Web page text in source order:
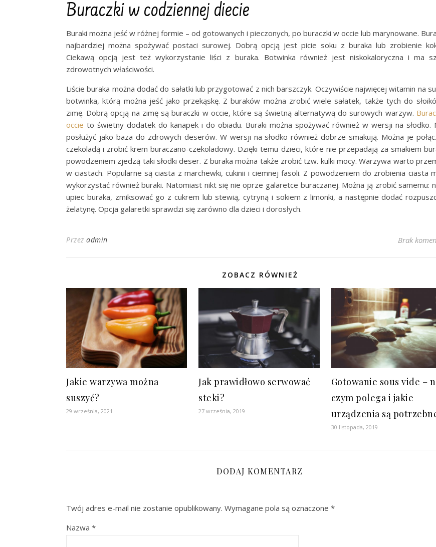
Buraczki w codziennej diecie
Buraki można jeść w różnej formie – od gotowanych i pieczonych, po buraczki w occie lub marynowane.
najbardziej można spożywać postaci surowej. Dobrą opcją jest picie soku z buraka lub zrobienie
Ciekawą opcją jest też wykorzystanie liści z buraka. Botwinka również jest niskokaloryczna i ma
zdrowotnych właściwości.
Liście buraka można dodać do sałatki lub przygotować z nich barszczyk. Oczywiście najwięcej witamin na
botwinka, którą można jeść jako przekąskę. Z buraków można zrobić wiele sałatek, także tych do
zimę. Dobrą opcją na zimę są buraczki w occie, które są świetną alternatywą do surowych warzyw.
occie to świetny dodatek do kanapek i do obiadu. Buraki można spożywać również w wersji na słodko.
posłużyć jako baza do zdrowych deserów. W wersji na słodko również dobrze smakują. Można je
czekoladą i zrobić krem buraczano-czekoladowy. Dzięki temu dzieci, które nie przepadają za smakiem
powodzeniem zjedzą taki słodki deser. Z buraka można także zrobić tzw. kulki mocy. Warzywa warto
w ciastach. Popularne są ciasta z marchewki, cukinii i ciemnej fasoli. Z powodzeniem do zrobienia ciasta
wykorzystać również buraki. Natomiast nikt się nie oprze galaretce buraczanej. Można ją zrobić samemu:
upiec buraka, zmiksować go z cukrem lub stewią, cytryną i sokiem z limonki, a następnie dodać
żelatynę. Opcja galaretki sprawdzi się zarówno dla dzieci i dorosłych.
Przez admin Brak
ZOBACZ RÓWNIEŻ
Jakie warzywa można
suszyć?
29 września, 2021
Jak prawidłowo serwować
steki?
27 września, 2019
Gotowanie sous vide –
czym polega i jakie
urządzenia są
30 listopada, 2019
DODAJ KOMENTARZ
Twój adres e-mail nie zostanie opublikowany. Wymagane pola są oznaczone *
Nazwa *